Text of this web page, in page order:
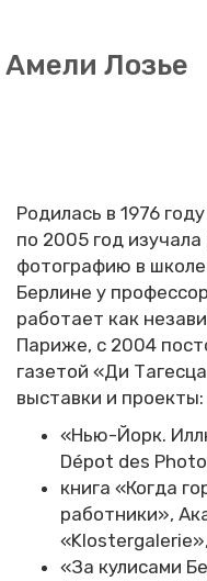
Амели Лозье
Родилась в 1976
по 2005 год
фотографию в
Берлине у
работает как
Париже, с 2004
газетой «Ди
выставки и проекты:
«Нью-Йорк.
Dépot des
книга «Когда
работники»,
«За кулисами